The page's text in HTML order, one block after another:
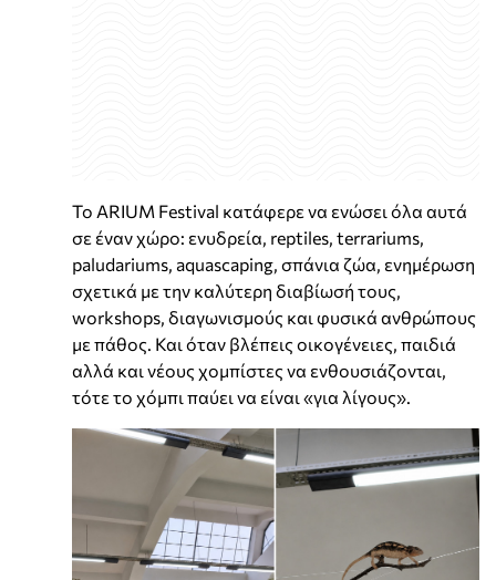
Το ARIUM Festival κατάφερε να ενώσει όλα αυτά
σε έναν χώρο: ενυδρεία, reptiles, terrariums,
paludariums, aquascaping, σπάνια ζώα, ενημέρωση
σχετικά με την καλύτερη διαβίωσή τους,
workshops, διαγωνισμούς και φυσικά ανθρώπους
με πάθος. Και όταν βλέπεις οικογένειες, παιδιά
αλλά και νέους χομπίστες να ενθουσιάζονται,
τότε το χόμπι παύει να είναι «για λίγους».